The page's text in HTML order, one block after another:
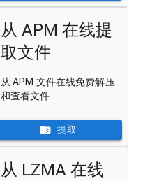
从 APM 在线提
取文件
从 APM 文件在线免费解压
和查看文件
提取
从 LZMA 在线